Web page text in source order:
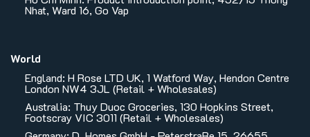
Nhat, Ward 16, Go Vap
World
England: H Rose LTD UK, 1 Watford Way, Hendon Centre
London NW4 3JL (Retail + Wholesales)
Australia: Thuy Duoc Groceries, 130 Hopkins Street,
Footscray VIC 3011 (Retail + Wholesales)